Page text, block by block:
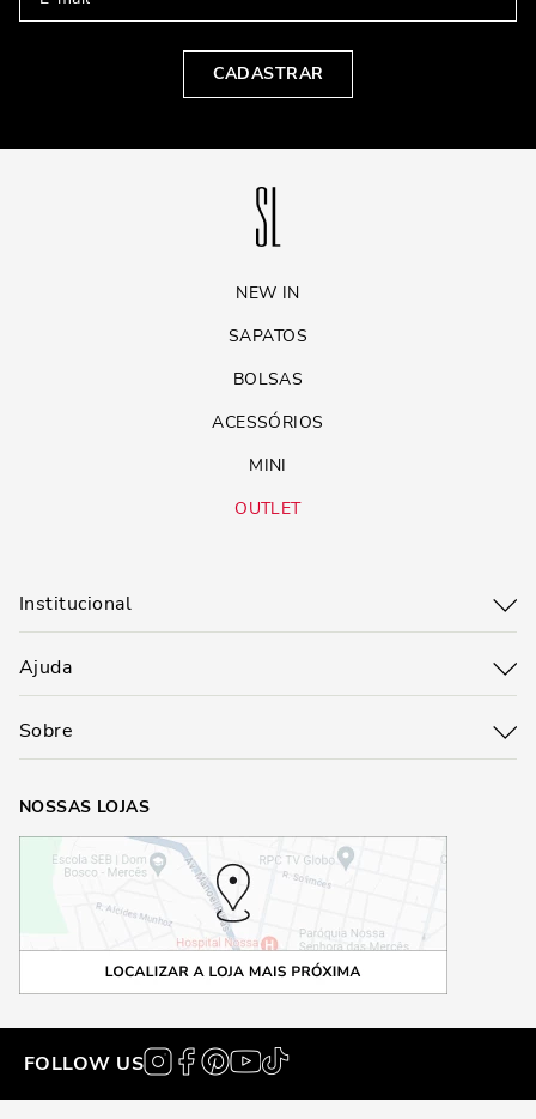
CADASTRAR
NEW IN
SAPATOS
BOLSAS
ACESSÓRIOS
MINI
OUTLET
Institucional
Ajuda
Sobre
NOSSAS LOJAS
FOLLOW US